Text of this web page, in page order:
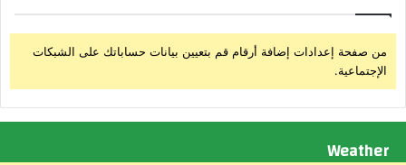
س
ي
ر
ي
ض
أ
و
ل
م
ر
ة
ي
من صفحة إعدادات إضافة أرقام قم بتعيين بيانات حساباتك على الشبكات
الإجتماعية.
Weather